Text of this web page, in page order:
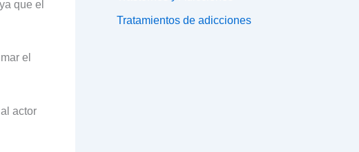
que el
el
actor
Tratamientos de adicciones